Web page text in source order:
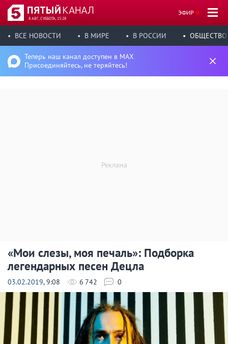
8 АВГ, СУББОТА, 15:28
ЭФИР
ВСЕ НОВОСТИ В МИРЕ В РОССИИ ОБЩЕСТВО
Теперь наш канал доступен в MAX
Присоединяйтесь, не теряйтесь!
«Мои слезы, моя печаль»: Подборка
легендарных песен Децла
03.02.2019, 9:08 6 742 0